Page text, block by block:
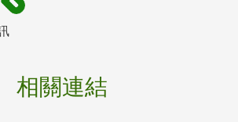
相關連結